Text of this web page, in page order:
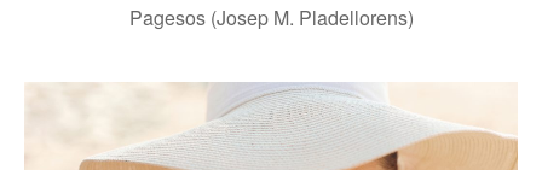
Pagesos (Josep M. Pladellorens)